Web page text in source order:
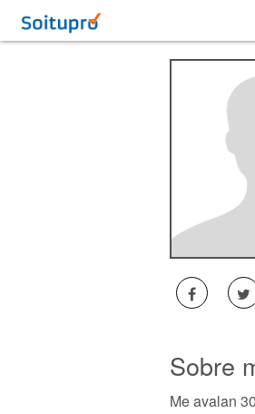
Sobre
Me avalan